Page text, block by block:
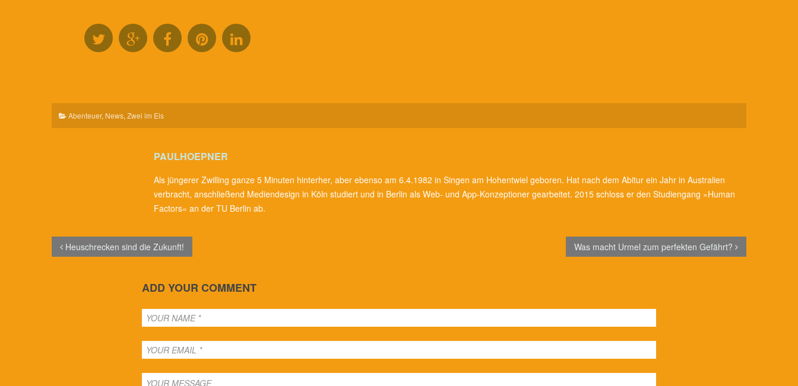
Abenteuer, News, Zwei im Eis
PAULHOEPNER
Als jüngerer Zwilling ganze 5 Minuten hinterher, aber ebenso am 6.4.1982 in Singen am Hohentwiel geboren. Hat nach dem Abitur ein Jahr in Australien
verbracht, anschließend Mediendesign in Köln studiert und in Berlin als Web- und App-Konzeptioner gearbeitet. 2015 schloss er den Studiengang »Human
Factors« an der TU Berlin ab.
Heuschrecken sind die Zukunft! Was macht Urmel zum perfekten Gefährt?
ADD YOUR COMMENT